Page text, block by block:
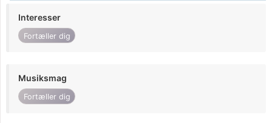
Interesser
Fortæller dig
Musiksmag
Fortæller dig